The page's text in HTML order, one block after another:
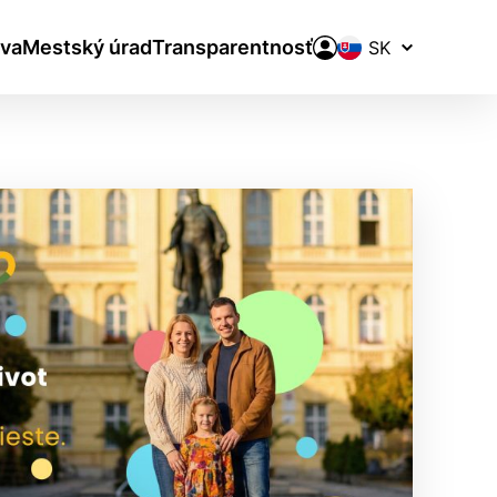
Mestský úradTransparentnosť
Prepínač
jazykov
aktivite a preferenciách.
alebo aby sa uložila